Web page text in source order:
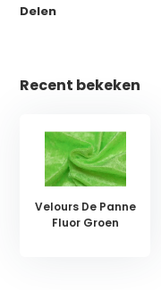
Delen
Recent bekeken
Velours De Panne
Fluor Groen